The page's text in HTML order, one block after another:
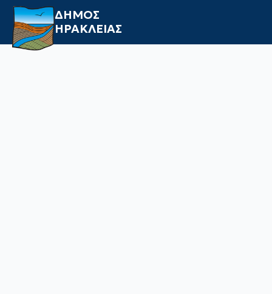
ΔΗΜΟΣ
ΗΡΑΚΛΕΙΑΣ